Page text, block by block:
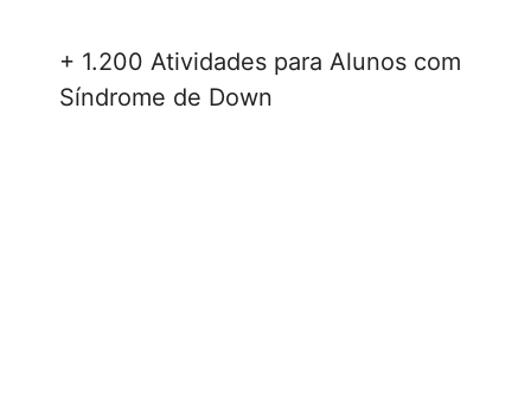
+ 1.200 Atividades para Alunos com
Síndrome de Down